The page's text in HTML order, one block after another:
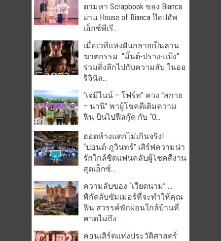
ตามหา Scrapbook ของ Bianca
ผ่าน House of Bianca ป๊อปอัพ
เอ็กซ์พีเรี...
เมื่อเวทีแห่งฝันกลายเป็นลาน
ฆาตกรรม “มิ้นต์-ปราง-แป้ง”
ร่วมดิ่งลึกไปกับความลับ ในออ
ริจินัล...
“เจมีไนน์ – โฟร์ท” ควง “สกาย
– นานิ” พาผู้โชคดีเติมความ
ฟิน บินไปฟีลกู๊ด กับ “O...
ฮอตห้างแตกไม่เกินจริง!
“ปอนด์-ภูวินทร์” เสิร์ฟความน่า
รักใกล้ชิดแฟนคลับผู้โชคดีงาน
สุดเอ็กซ์...
ความลับของ “เวียดนาม” …
พิกัดลับซัมเมอร์ที่จะทำให้คุณ
ฟิน สวรรค์พักผ่อนใกล้บ้านที่
คาดไม่ถึง...
คอนเสิร์ตแห่งประวัติศาสตร์